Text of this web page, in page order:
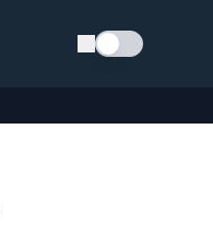
Schimba tema